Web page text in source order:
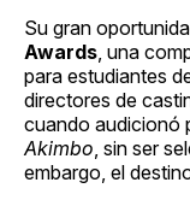
Su gran
Awards , una
para estudiantes
directores de
cuando audicionó
Akimbo , sin ser
embargo, el